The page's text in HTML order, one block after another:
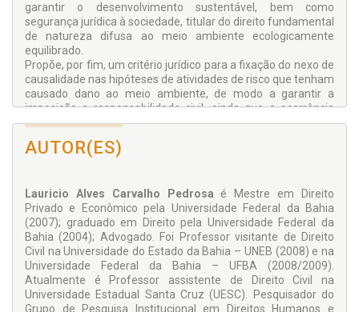
garantir o desenvolvimento sustentável, bem como
segurança jurídica à sociedade, titular do direito fundamental
de natureza difusa ao meio ambiente ecologicamente
equilibrado.
Propõe, por fim, um critério jurídico para a fixação do nexo de
causalidade nas hipóteses de atividades de risco que tenham
causado dano ao meio ambiente, de modo a garantir a
imposição a responsabilidade civil, ainda que a ocorrência
das tradicionais excludentes da responsabilidade tenha
contribuído para o dano. Procura demonstrar que o regime
proposto encontra fundamento na equidade e atende aos
Esta obra apresenta novos critérios interpretativos para o
instituto da responsabilidade civil, de interesse de todos
aqueles que se debruçam sobre o tema, bem como fornece
um instrumental teórico que almeja ampliar a proteção ao
meio ambiente, sendo indicado também para órgãos e
entidades voltados para a defesa do meio ambiente, a
exemplo de juízes, do Ministério Público e de ONGs.
AUTOR(ES)
Lauricio Alves Carvalho Pedrosa é Mestre em Direito
Privado e Econômico pela Universidade Federal da Bahia
(2007); graduado em Direito pela Universidade Federal da
Bahia (2004); Advogado. Foi Professor visitante de Direito
Civil na Universidade do Estado da Bahia – UNEB (2008) e na
Universidade Federal da Bahia – UFBA (2008/2009).
Atualmente é Professor assistente de Direito Civil na
Universidade Estadual Santa Cruz (UESC). Pesquisador do
Grupo de Pesquisa Institucional em Direitos Humanos e